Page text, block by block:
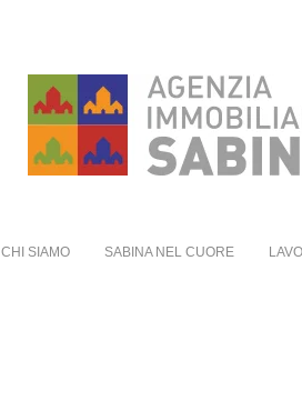
CHI SIAMO SABINA NEL CUORE